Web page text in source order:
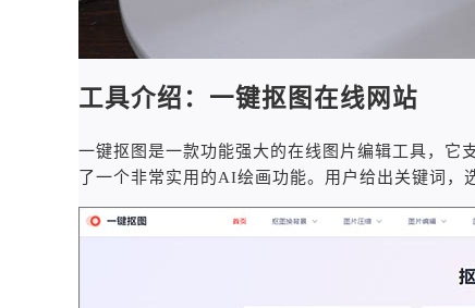
工具介绍：一键抠图在线网站
一键抠图是一款功能强大的在线图片编辑工具，它
了一个非常实用的AI绘画功能。用户给出关键词，